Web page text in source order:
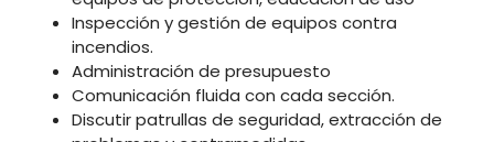
Inspección y gestión de equipos contra
incendios.
Administración de presupuesto
Comunicación fluida con cada sección.
Discutir patrullas de seguridad, extracción de